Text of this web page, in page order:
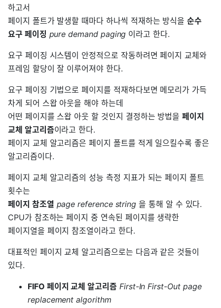
하고서
페이지 폴트가 발생할 때마다 하나씩 적재하는 방식을순수
요구 페이징 pure demand paging 이라고 한다.
요구 페이징 시스템이 안정적으로 작동하려면 페이지 교체와
프레임 할당이 잘 이루어져야 한다.
요구 페이징 기법으로 페이지를 적재하다보면 메모리가 가득
차게 되어 스왑 아웃을 해야 하는데
어떤 페이지를 스왑 아웃 할 것인지 결정하는 방법을페이지
교체 알고리즘이라고 한다.
페이지 교체 알고리즘은 페이지 폴트를 적게 일으킬수록 좋은
알고리즘이다.
페이지 교체 알고리즘의 성능 측정 지표가 되는 페이지 폴트
횟수는
페이지 참조열 page reference string 을 통해 알 수 있다.
CPU가 참조하는 페이지 중 연속된 페이지를 생략한
페이지열을 페이지 참조열이라고 한다.
대표적인 페이지 교체 알고리즘으로는 다음과 같은 것들이
있다.
FIFO 페이지 교체 알고리즘 First-In First-Out page
replacement algorithm